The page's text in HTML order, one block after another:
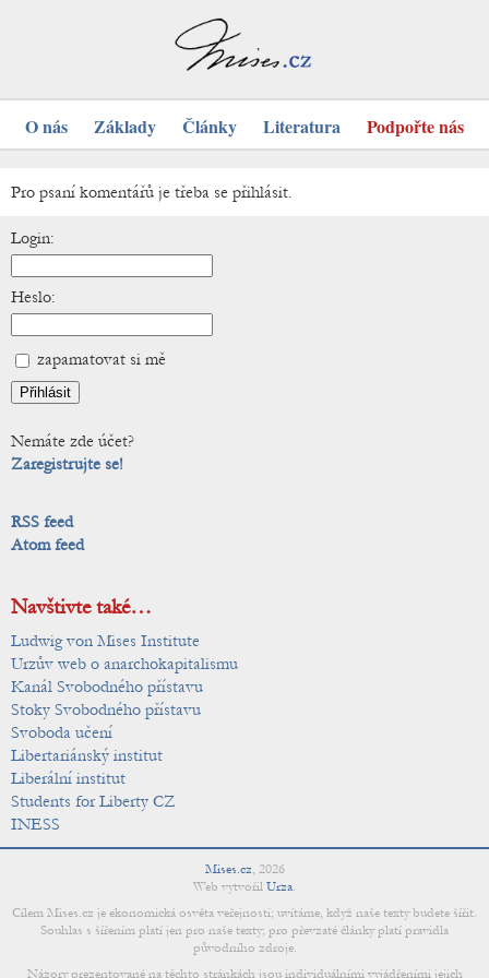
O nás Základy Články Literatura Podpořte nás
Pro psaní komentářů je třeba se přihlásit.
Login:
Heslo:
zapamatovat si mě
Nemáte zde účet?
Zaregistrujte se!
RSS feed
Atom feed
Navštivte také…
Ludwig von Mises Institute
Urzův web o anarchokapitalismu
Kanál Svobodného přístavu
Stoky Svobodného přístavu
Svoboda učení
Libertariánský institut
Liberální institut
Students for Liberty CZ
INESS
Mises.cz, 2026
Web vytvořil Urza.
Cílem Mises.cz je ekonomická osvěta veřejnosti; uvítáme, když naše texty budete šířit.
Souhlas s šířením platí jen pro naše texty; pro převzaté články platí pravidla
původního zdroje.
Názory prezentované na těchto stránkách jsou individuálními vyjádřeními jejich